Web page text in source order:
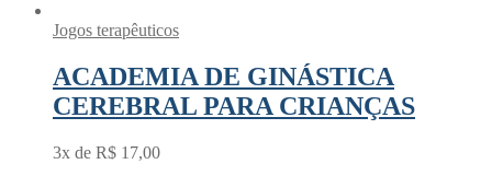
Jogos terapêuticos
ACADEMIA DE GINÁSTICA
CEREBRAL PARA CRIANÇAS
3x de R$ 17,00